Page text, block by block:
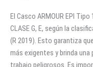
El Casco ARMOUR EPI
CLASE G, E, según la
(R 2019). Esto garantiza
más exigentes y brinda
trabajo peligrosos. Es